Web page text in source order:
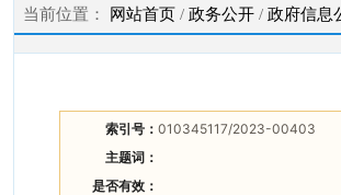
当前位置： 网站首页 / 政务公开 / 政府信息
索引号： 010345117/2023-00403
主题词：
是否有效：